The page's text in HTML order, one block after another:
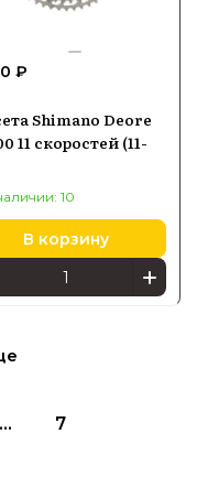
₽
Shimano Deore
11 скоростей (11-
10
В корзину
... 7